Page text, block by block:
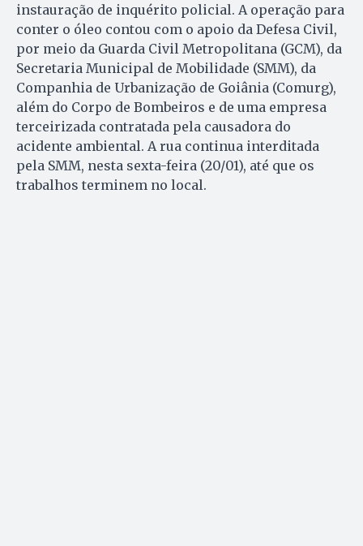
instauração de inquérito policial. A operação para
conter o óleo contou com o apoio da Defesa Civil,
por meio da Guarda Civil Metropolitana (GCM), da
Secretaria Municipal de Mobilidade (SMM), da
Companhia de Urbanização de Goiânia (Comurg),
além do Corpo de Bombeiros e de uma empresa
terceirizada contratada pela causadora do
acidente ambiental. A rua continua interditada
pela SMM, nesta sexta-feira (20/01), até que os
trabalhos terminem no local.